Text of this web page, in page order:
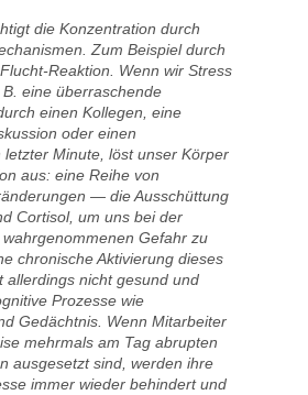
die Konzentration durch
Zum Beispiel durch
Reaktion. Wenn wir Stress
eine überraschende
einen Kollegen, eine
oder einen
letzter Minute, löst unser Körper
aus: eine Reihe von
— die Ausschüttung
Cortisol, um uns bei der
Gefahr zu
chronische Aktivierung dieses
allerdings nicht gesund und
Prozesse wie
Gedächtnis. Wenn Mitarbeiter
mehrmals am Tag abrupten
ausgesetzt sind, werden ihre
immer wieder behindert und